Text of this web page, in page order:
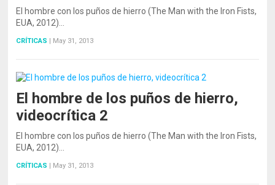
El hombre con los puños de hierro (The Man with the Iron Fists,
EUA, 2012)…
CRÍTICAS | May 31, 2013
El hombre de los puños de hierro,
videocrítica 2
El hombre con los puños de hierro (The Man with the Iron Fists,
EUA, 2012)…
CRÍTICAS | May 31, 2013